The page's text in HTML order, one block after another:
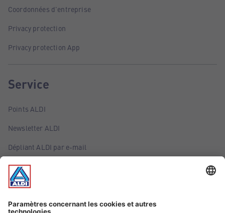
Coordonnées d'entreprise
Privacy protection
Privacy protection App
Service
Points ALDI
Newsletter ALDI
Dépliant ALDI par e-mail
Offres
Infos essentielles